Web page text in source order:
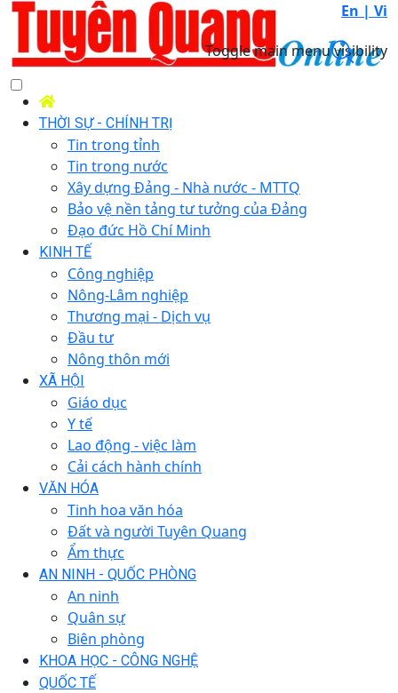
En | Vi
Toggle main menu visibility
THỜI SỰ - CHÍNH TRỊ
Tin trong tỉnh
Tin trong nước
Xây dựng Đảng - Nhà nước - MTTQ
Bảo vệ nền tảng tư tưởng của Đảng
Đạo đức Hồ Chí Minh
KINH TẾ
Công nghiệp
Nông-Lâm nghiệp
Thương mại - Dịch vụ
Đầu tư
Nông thôn mới
XÃ HỘI
Giáo dục
Y tế
Lao động - việc làm
Cải cách hành chính
VĂN HÓA
Tinh hoa văn hóa
Đất và người Tuyên Quang
Ẩm thực
AN NINH - QUỐC PHÒNG
An ninh
Quân sự
Biên phòng
KHOA HỌC - CÔNG NGHỆ
QUỐC TẾ